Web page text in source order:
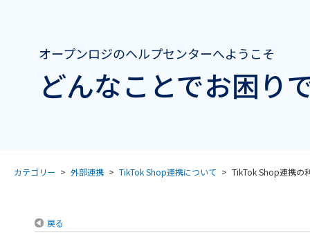
オープンロジのヘルプセンターへようこそ
どんなことでお困り
カテゴリー > 外部連携 > TikTok Shop連携について > TikTok Shop連携の
戻る